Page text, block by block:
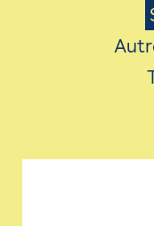
AVEC LES
LES